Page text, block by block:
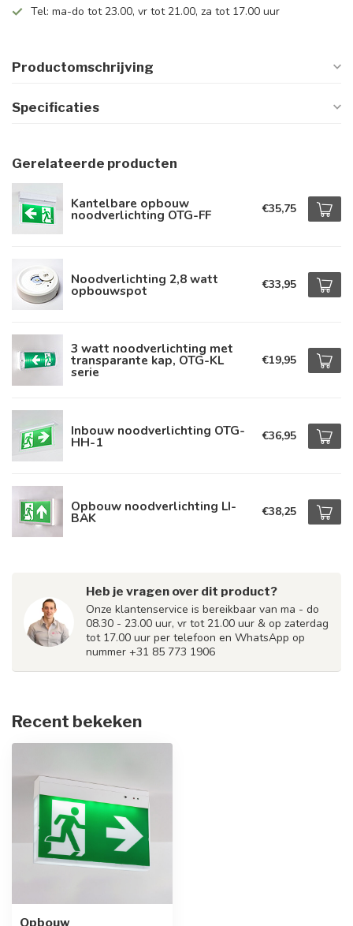
Tel: ma-do tot 23.00, vr tot 21.00, za tot 17.00 uur
Productomschrijving
Specificaties
Gerelateerde producten
Kantelbare opbouw
noodverlichting OTG-FF €35,75
Noodverlichting 2,8 watt
opbouwspot €33,95
3 watt noodverlichting met
transparante kap, OTG-KL
serie
€19,95
Inbouw noodverlichting OTG-
HH-1 €36,95
Opbouw noodverlichting LI-
BAK €38,25
Heb je vragen over dit product?
Onze klantenservice is bereikbaar van ma - do
08.30 - 23.00 uur, vr tot 21.00 uur & op zaterdag
tot 17.00 uur per telefoon en WhatsApp op
nummer +31 85 773 1906
Recent bekeken
Opbouw